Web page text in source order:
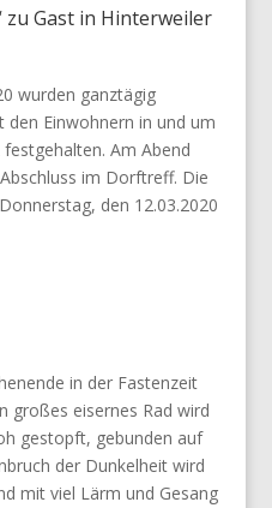
zu Gast in Hinterweiler
wurden ganztägig
Einwohnern in und um
Am Abend
im Dorftreff. Die
den 12.03.2020
in der Fastenzeit
großes eisernes Rad wird
gestopft, gebunden auf
der Dunkelheit wird
mit viel Lärm und Gesang